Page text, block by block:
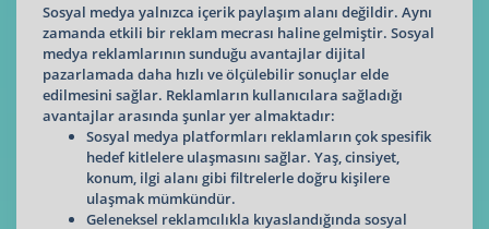
Sosyal medya yalnızca içerik paylaşım alanı değildir. Aynı
zamanda etkili bir reklam mecrası haline gelmiştir. Sosyal
medya reklamlarının sunduğu avantajlar dijital
pazarlamada daha hızlı ve ölçülebilir sonuçlar elde
edilmesini sağlar. Reklamların kullanıcılara sağladığı
avantajlar arasında şunlar yer almaktadır:
Sosyal medya platformları reklamların çok spesifik
hedef kitlelere ulaşmasını sağlar. Yaş, cinsiyet,
konum, ilgi alanı gibi filtrelerle doğru kişilere
ulaşmak mümkündür.
Geleneksel reklamcılıkla kıyaslandığında sosyal